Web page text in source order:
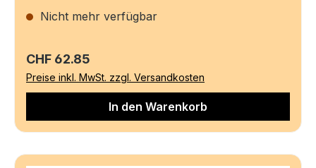
Nicht mehr verfügbar
Regulärer Preis:
CHF 62.85
Preise inkl. MwSt. zzgl. Versandkosten
In den Warenkorb